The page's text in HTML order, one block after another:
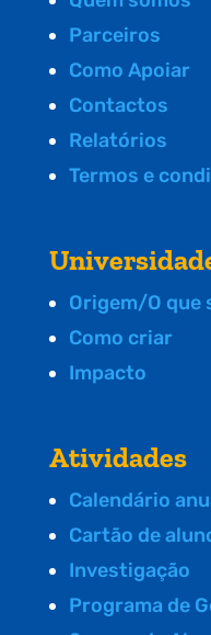
Parceiros
Como Apoiar
Contactos
Relatórios
Termos e
Origem/O que
Como criar
Impacto
Atividades
Calendário
Cartão de
Investigação
Programa de